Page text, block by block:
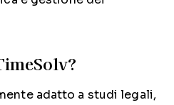
adatto a studi legali,